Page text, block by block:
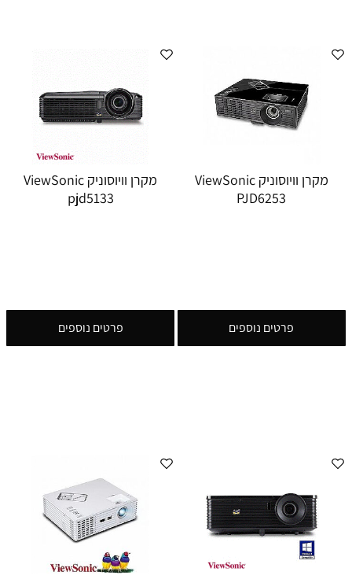
מקרן וויוסוניק ViewSonic
PJD6253
פרטים נוספים
מקרן וויוסוניק ViewSonic
pjd5133
פרטים נוספים